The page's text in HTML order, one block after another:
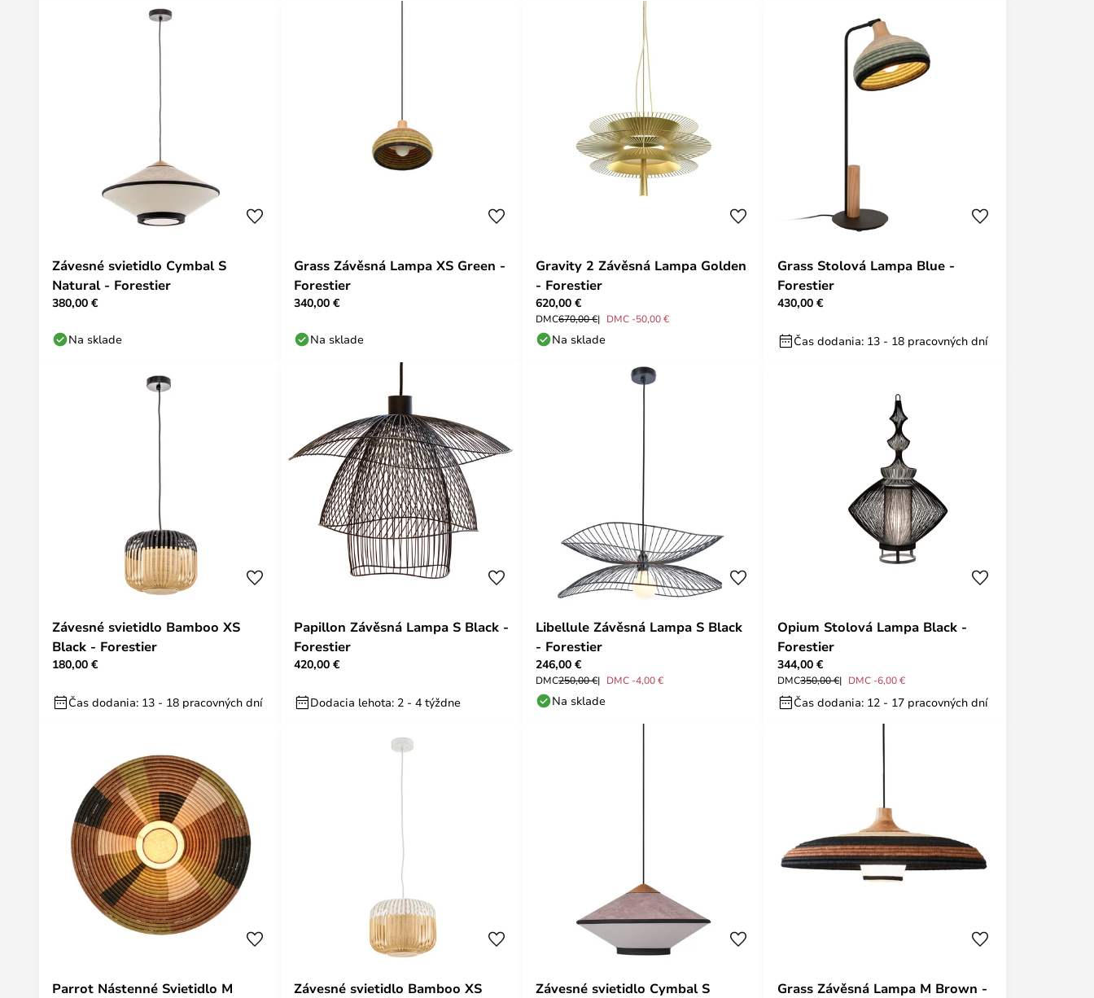
Závesné svietidlo Cymbal S
Natural - Forestier
380,00 €
Na sklade
Grass Závěsná Lampa XS Green -
Forestier
340,00 €
Na sklade
Gravity 2 Závěsná Lampa Golden
- Forestier
620,00 €
DMC670,00 € DMC -50,00 €
Na sklade
Grass Stolová Lampa Blue -
Forestier
430,00 €
Čas dodania: 13 - 18 pracovných dní
Závesné svietidlo Bamboo XS
Black - Forestier
180,00 €
Čas dodania: 13 - 18 pracovných dní
Papillon Závěsná Lampa S Black -
Forestier
420,00 €
Dodacia lehota: 2 - 4 týždne
Libellule Závěsná Lampa S Black
- Forestier
246,00 €
DMC250,00 € DMC -4,00 €
Na sklade
Opium Stolová Lampa Black -
Forestier
344,00 €
DMC350,00 € DMC -6,00 €
Čas dodania: 12 - 17 pracovných dní
Parrot Nástenné Svietidlo M
Závesné svietidlo Bamboo XS
Závesné svietidlo Cymbal S
Grass Závěsná Lampa M Brown -